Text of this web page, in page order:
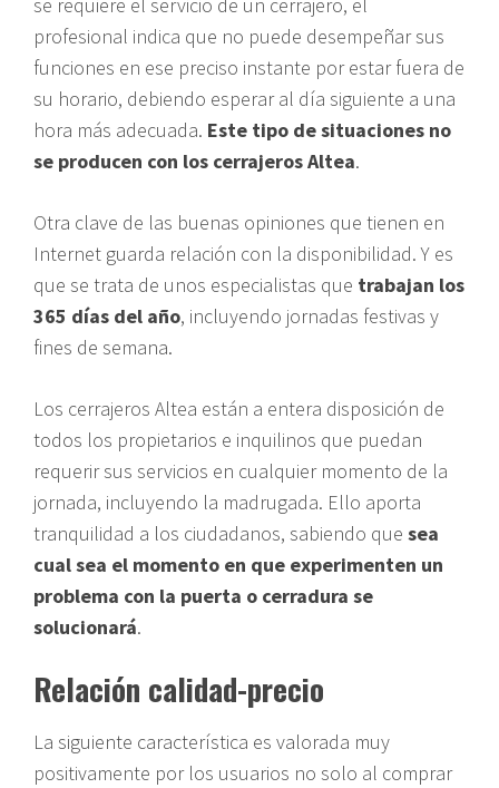
se requiere el servicio de un cerrajero, el
profesional indica que no puede desempeñar sus
funciones en ese preciso instante por estar fuera de
su horario, debiendo esperar al día siguiente a una
hora más adecuada. Este tipo de situaciones no
se producen con los cerrajeros Altea.
Otra clave de las buenas opiniones que tienen en
Internet guarda relación con la disponibilidad. Y es
que se trata de unos especialistas que trabajan los
365 días del año, incluyendo jornadas festivas y
fines de semana.
Los cerrajeros Altea están a entera disposición de
todos los propietarios e inquilinos que puedan
requerir sus servicios en cualquier momento de la
jornada, incluyendo la madrugada. Ello aporta
tranquilidad a los ciudadanos, sabiendo que sea
cual sea el momento en que experimenten un
problema con la puerta o cerradura se
solucionará.
Relación calidad-precio
La siguiente característica es valorada muy
positivamente por los usuarios no solo al comprar